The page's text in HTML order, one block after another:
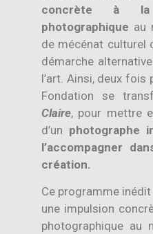
concrète à la
photographique au
de mécénat culturel
démarche
l’art. Ainsi, deux fois
Fondation se
Claire, pour mettre
d’un photographe
l’accompagner
création.
Ce programme
une impulsion
photographique au